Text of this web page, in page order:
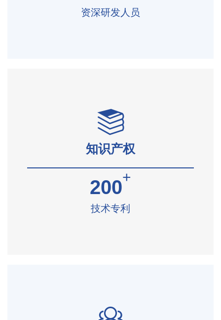
资深研发人员
知识产权
200+
技术专利